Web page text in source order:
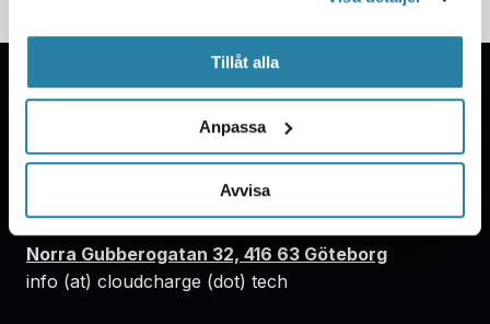
Tillåt alla
Anpassa
Avvisa
ADRESS
Norra Gubberogatan 32, 416 63 Göteborg
info (at) cloudcharge (dot) tech